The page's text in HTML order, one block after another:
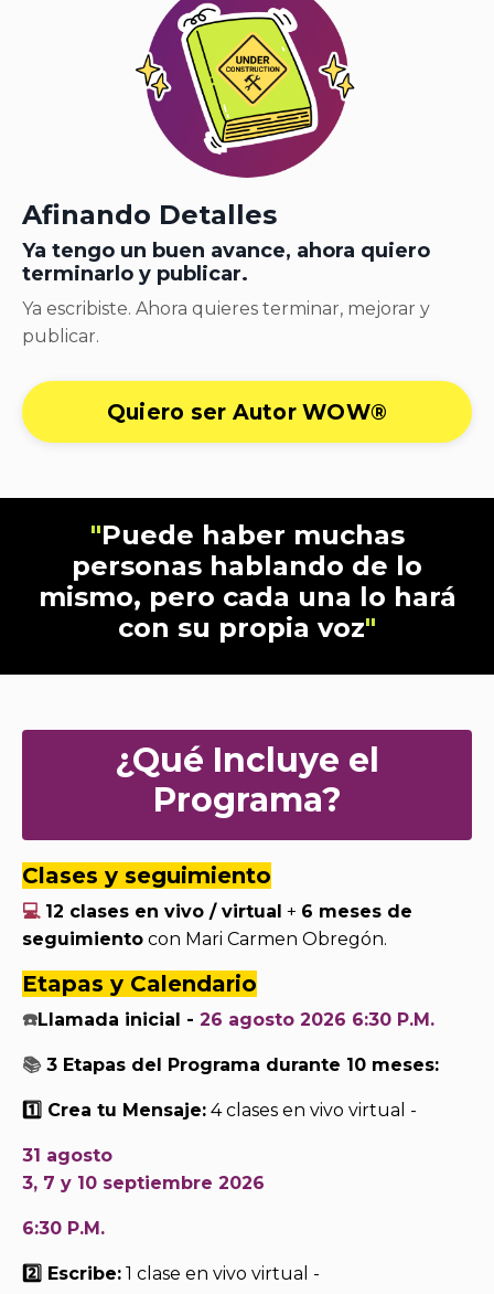
Afinando Detalles
Ya tengo un buen avance, ahora quiero
terminarlo y publicar.
Ya escribiste. Ahora quieres terminar, mejorar y
publicar.
Quiero ser Autor WOW®
"Puede haber muchas
personas hablando de lo
mismo, pero cada una lo hará
con su propia voz"
¿Qué Incluye el
Programa?
Clases y seguimiento
💻 12 clases en vivo / virtual + 6 meses de
seguimiento con Mari Carmen Obregón.
Etapas y Calendario
☎️Llamada inicial - 26 agosto 2026 6:30 P.M.
📚 3 Etapas del Programa durante 10 meses:
1️⃣ Crea tu Mensaje: 4 clases en vivo virtual -
31 agosto
3, 7 y 10 septiembre 2026
6:30 P.M.
2️⃣ Escribe: 1 clase en vivo virtual -